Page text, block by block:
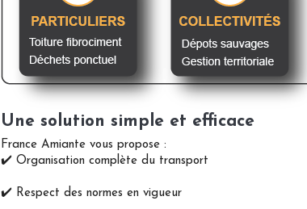
Une solution simple et efficace
France Amiante vous propose :
✔️ Organisation complète du transport
✔️ Respect des normes en vigueur